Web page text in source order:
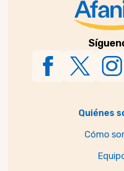
Quiénes
Cómo